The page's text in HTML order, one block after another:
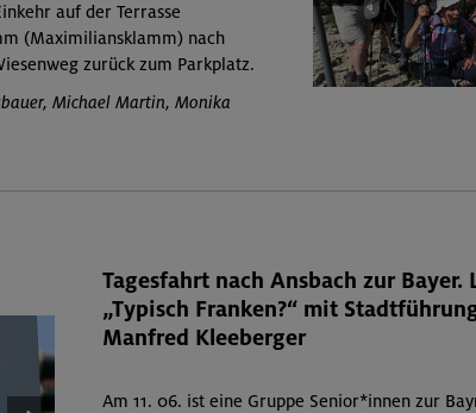
auf der Terrasse
(Maximiliansklamm) nach
zurück zum Parkplatz.
Michael Martin, Monika
Tagesfahrt nach Ansbach zur Bayer.
„Typisch Franken?“ mit
Manfred Kleeberger
Am 11. 06. ist eine Gruppe Senior*innen zur